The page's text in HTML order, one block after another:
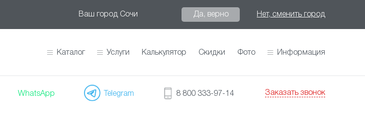
Ваш город Сочи Да, верно Нет, сменить город
Каталог Услуги Калькулятор Скидки Фото Информация
WhatsApp Telegram 8 800 333-97-14 Заказать звонок